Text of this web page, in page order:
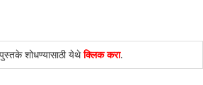
शोधण्यासाठी येथेक्लिक करा.